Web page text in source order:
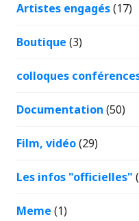
Artistes engagés(17)
Boutique (3)
colloques
Documentation (50)
Film, vidéo(29)
Les infos "officielles"
Meme (1)